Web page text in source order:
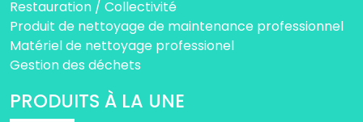
Restauration / Collectivité
Produit de nettoyage de maintenance professionnel
Matériel de nettoyage professionel
Gestion des déchets
PRODUITS À LA UNE